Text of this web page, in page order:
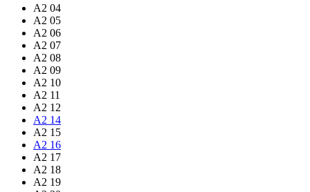
A2 04
A2 05
A2 06
A2 07
A2 08
A2 09
A2 10
A2 11
A2 12
A2 14
A2 15
A2 16
A2 17
A2 18
A2 19